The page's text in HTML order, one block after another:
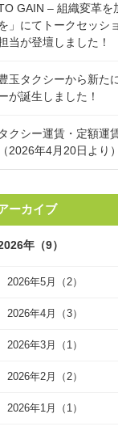
GAIN – 組織変革を
」にてトークセッシ
当が登壇しました！
玉タクシーから新た
が誕生しました！
タクシー運賃・定額運
（2026年4月20日より）
ーカイブ
年（9）
2026年5月（2）
2026年4月（3）
2026年3月（1）
2026年2月（2）
2026年1月（1）